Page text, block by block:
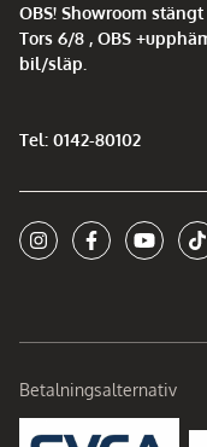
OBS! Showroom
Tors 6/8 , OBS
bil/släp.
Tel: 0142-80102
Betalningsalternativ